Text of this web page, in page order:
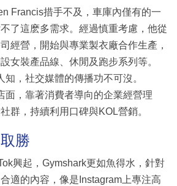
Francis措手不及，車庫內僅有的一
了這麽多需求。經過慎重考慮，他從
經營，開始與專業製衣廠合作生產，
女裝產品線、休閒及跑步系列等。
，社交媒體的傳播功不可沒。
面，靠著消費者導向的企業經營理
群，持續利用口碑與KOL營銷。
勝
興起，Gymshark更如魚得水，針對
適的內容，像是Instagram上專注高